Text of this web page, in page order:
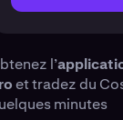
l’
et tradez du
minutes